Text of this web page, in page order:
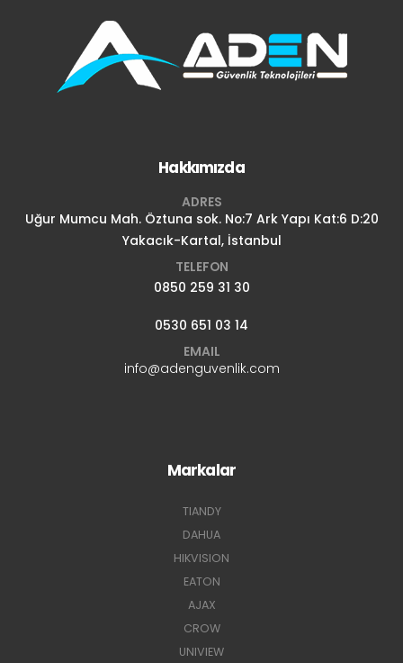
Hakkımızda
ADRES
Uğur Mumcu Mah. Öztuna sok. No:7 Ark Yapı Kat:6 D:20
Yakacık-Kartal, İstanbul
TELEFON
0850 259 31 30
0530 651 03 14
EMAIL
info@adenguvenlik.com
Markalar
TIANDY
DAHUA
HIKVISION
EATON
AJAX
CROW
UNIVIEW